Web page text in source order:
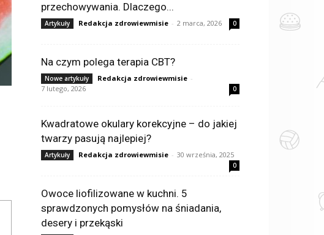
przechowywania. Dlaczego...
Artykuły Redakcja zdrowiewmisie - 2 marca, 2026 0
Na czym polega terapia CBT?
Nowe artykuły Redakcja zdrowiewmisie -
7 lutego, 2026
0
Kwadratowe okulary korekcyjne – do jakiej
twarzy pasują najlepiej?
Artykuły Redakcja zdrowiewmisie - 30 września, 2025
0
Owoce liofilizowane w kuchni. 5
sprawdzonych pomysłów na śniadania,
desery i przekąski